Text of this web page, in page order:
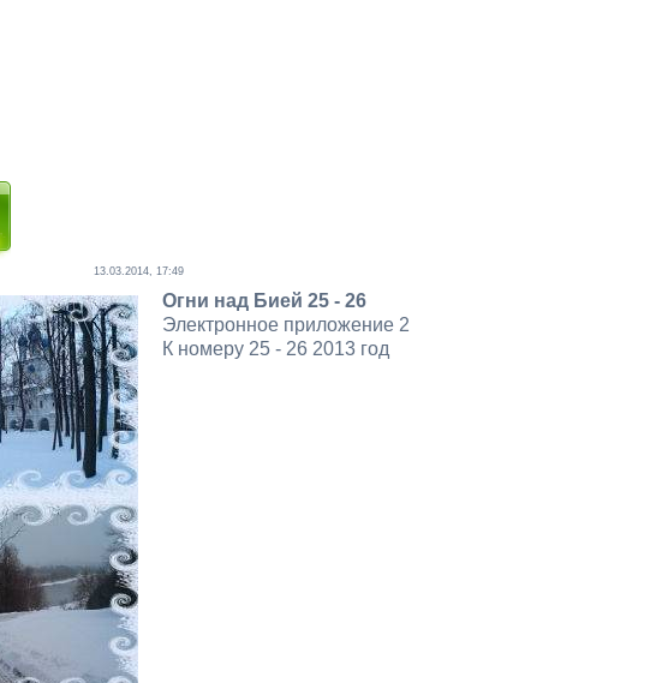
13.03.2014, 17:49
Огни над Бией 25 - 26
Электронное приложение 2
К номеру 25 - 26 2013 год